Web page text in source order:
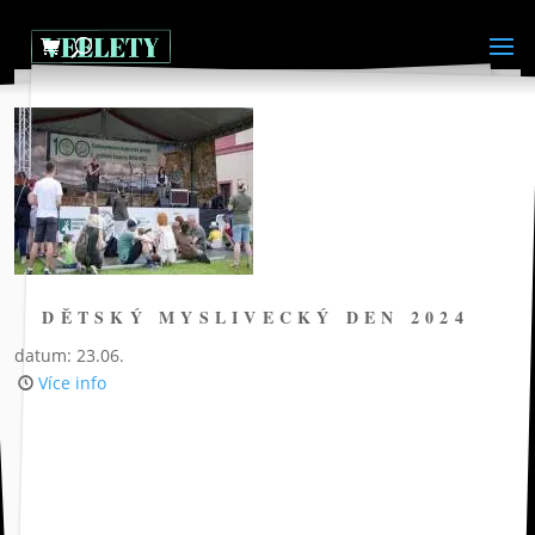
DĚTSKÝ MYSLIVECKÝ DEN 2024
datum: 23.06.
Více info